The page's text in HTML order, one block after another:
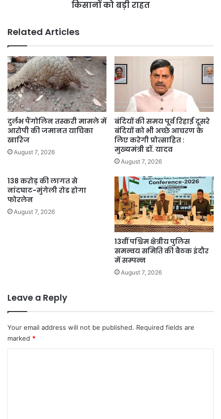
किसानों को बड़ी राहत
Related Articles
दुर्लभ पैंगोलिन तस्करी मामले में
आरोपी की जमानत याचिका
खारिज
August 7, 2026
बंदियों की समय पूर्व रिहाई दूसरे
बंदियों को भी अच्छे आचरण के
लिए करेगी प्रोत्साहित :
मुख्यमंत्री डॉ. यादव
August 7, 2026
138 करोड़ की लागत से
नांदघाट-मुंगेली रोड होगा
फोरलेन
August 7, 2026
13वीं पश्चिम क्षेत्रीय पुलिस
समन्वय समिति की बैठक इंदौर
में सम्पन्न
August 7, 2026
Leave a Reply
Your email address will not be published. Required fields are
marked *